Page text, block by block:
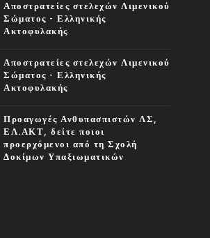
Αποστρατείες στελεχών Λιμενικού
Σώματος - Ελληνικής
Ακτοφυλακής
Αποστρατείες στελεχών Λιμενικού
Σώματος - Ελληνικής
Ακτοφυλακής
Προαγωγές Ανθυπασπιστών ΛΣ,
ΕΛ.ΑΚΤ, δείτε ποιοι
προερχόμενοι από τη Σχολή
Δοκίμων Υπαξιωματικών